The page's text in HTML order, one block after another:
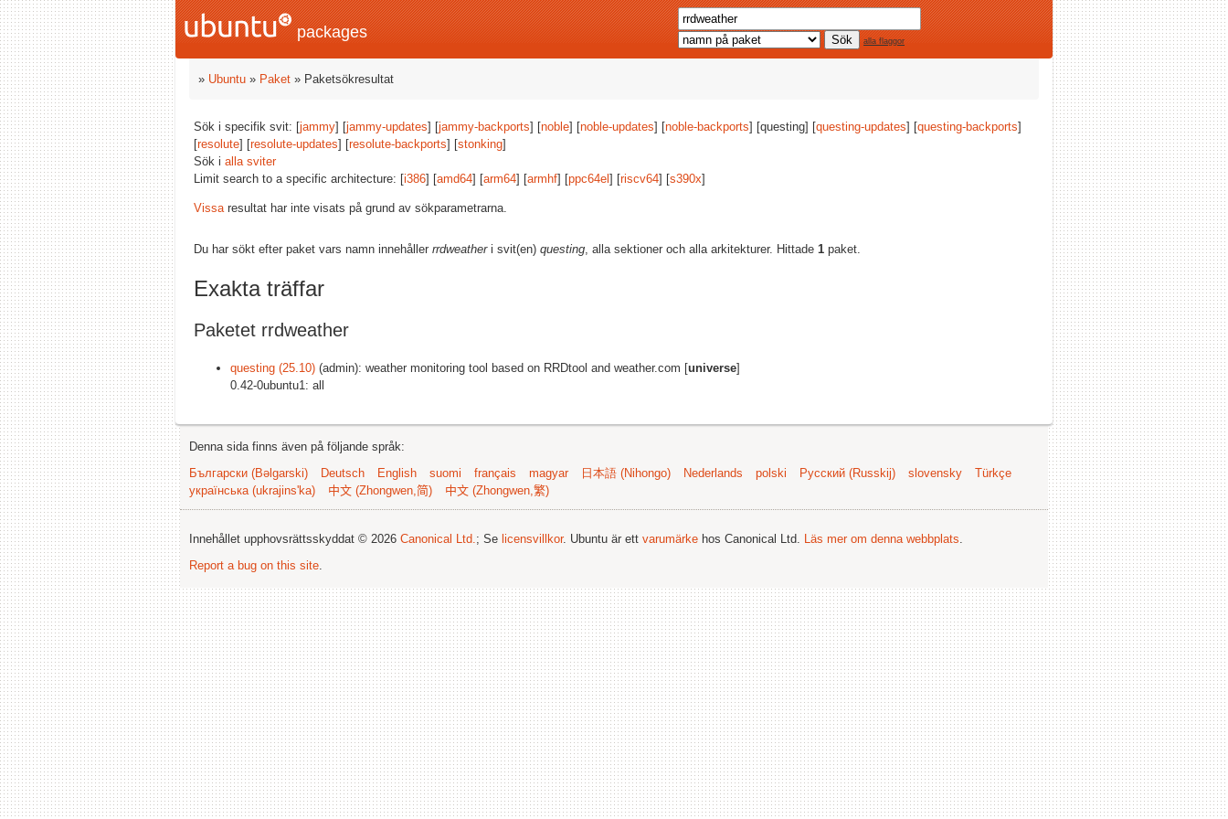
packages alla flaggor
» Ubuntu » Paket » Paketsökresultat
Sök i specifik svit: [jammy] [jammy-updates] [jammy-backports] [noble] [noble-updates] [noble-backports] [questing] [questing-updates] [questing-backports]
[resolute] [resolute-updates] [resolute-backports] [stonking]
Sök i alla sviter
Limit search to a specific architecture: [i386] [amd64] [arm64] [armhf] [ppc64el ] [riscv64] [s390x]
Vissaresultat har inte visats på grund av sökparametrarna.
Du har sökt efter paket vars namn innehåller rrdweatheri svit(en) questing, alla sektioner och alla arkitekturer. Hittade 1 paket.
Exakta träffar
Paketet rrdweather
questing (25.10) (admin): weather monitoring tool based on RRDtool and weather.com [universe]
0.42-0ubuntu1: all
Denna sida finns även på följande språk:
Български (Bəlgarski)
Deutsch English suomi français magyar 日本語 (Nihongo) Nederlands polski Русский (Russkij) slovensky
Türkçe
українська (ukrajins'ka)
中文 (Zhongwen,简) 中文 (Zhongwen,繁)
Innehållet upphovsrättsskyddat © 2026 Canonical Ltd. ; Se licensvillkor. Ubuntu är ett varumärke hos Canonical Ltd. Läs mer om denna webbplats
Report a bug on this site